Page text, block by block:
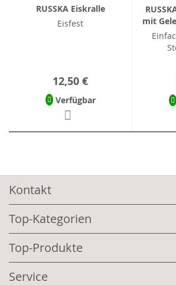
RUSSKA Eiskralle
Eisfest
12,50 €
Verfügbar
mit
Kontakt
Top-Kategorien
Top-Produkte
Service